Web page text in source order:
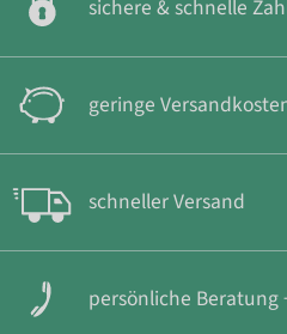
sichere & schnelle
geringe
schneller Versand
persönliche Beratung